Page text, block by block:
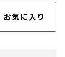
やギフト
袋やギフト
ご購入をお
お気に入り